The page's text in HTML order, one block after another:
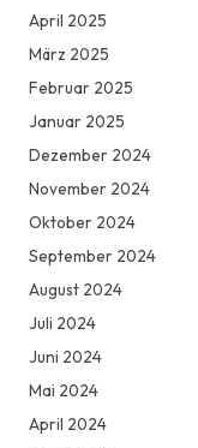
April 2025
März 2025
Februar 2025
Januar 2025
Dezember 2024
November 2024
Oktober 2024
September 2024
August 2024
Juli 2024
Juni 2024
Mai 2024
April 2024